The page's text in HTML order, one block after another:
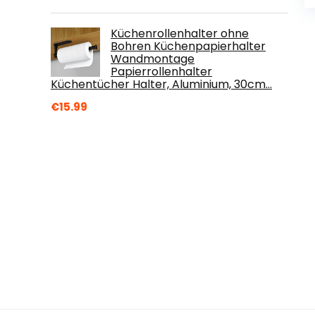
Küchenrollenhalter ohne
Bohren Küchenpapierhalter
Wandmontage
Papierrollenhalter
Küchentücher Halter, Aluminium, 30cm…
€15.99